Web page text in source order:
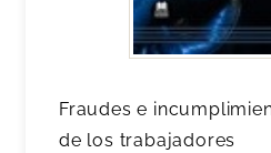
Fraudes e
de los trabajadores